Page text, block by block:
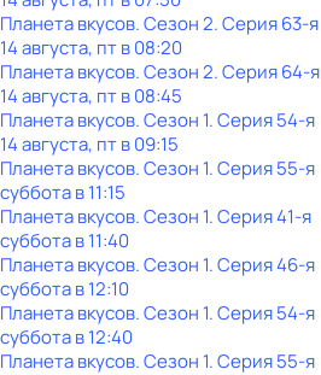
Планета вкусов. Сезон 2. Серия 63-я
14 августа, пт в 08:20
Планета вкусов. Сезон 2. Серия 64-я
14 августа, пт в 08:45
Планета вкусов. Сезон 1. Серия 54-я
14 августа, пт в 09:15
Планета вкусов. Сезон 1. Серия 55-я
субботав11:15
Планета вкусов. Сезон 1. Серия 41-я
субботав11:40
Планета вкусов. Сезон 1. Серия 46-я
субботав12:10
Планета вкусов. Сезон 1. Серия 54-я
субботав12:40
Планета вкусов. Сезон 1. Серия 55-я